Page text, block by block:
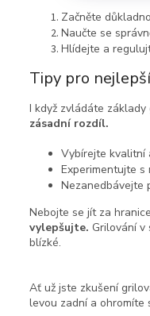
Začněte
Naučte se
Hlídejte a
Tipy pro
I když zvládáte
zásadní rozdíl.
Vybírejte kvalitní
Experimentujte s
Nezanedbávejte
Nebojte se jít za
vylepšujte. Grilování v
blízké.
Ať už jste zkušení
levou zadní a ohromíte